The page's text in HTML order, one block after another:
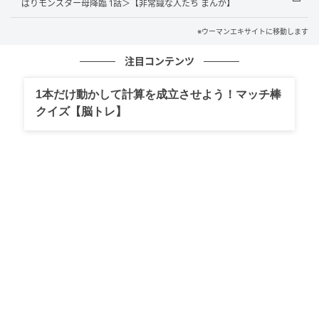
ウーマンエキサイト
ばりモンスター母降臨 1話＞【非常識な人たち まんが】
※ウーマンエキサイトに移動します
注目コンテンツ
1本だけ動かして計算を成立させよう！マッチ棒
クイズ【脳トレ】